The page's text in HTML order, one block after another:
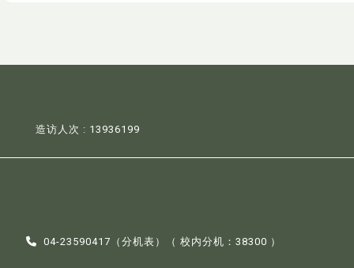
造访人次 : 13936199
04-23590417（分机表 ）（ 校内分机：38300 ）